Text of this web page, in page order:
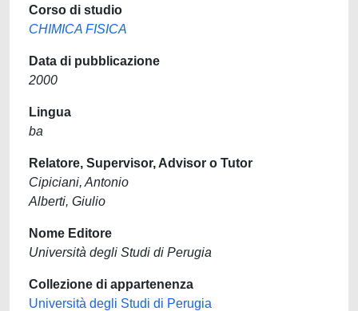
Corso di studio
CHIMICA FISICA
Data di pubblicazione
2000
Lingua
ba
Relatore, Supervisor, Advisor o Tutor
Cipiciani, Antonio
Alberti, Giulio
Nome Editore
Università degli Studi di Perugia
Collezione di appartenenza
Università degli Studi di Perugia